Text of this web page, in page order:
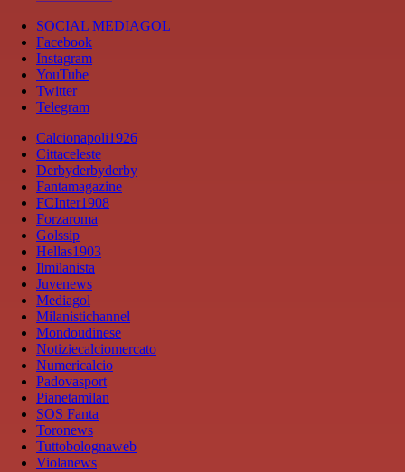
SOCIAL MEDIAGOL
Facebook
Instagram
YouTube
Twitter
Telegram
Calcionapoli1926
Cittaceleste
Derbyderbyderby
Fantamagazine
FCInter1908
Forzaroma
Golssip
Hellas1903
Ilmilanista
Juvenews
Mediagol
Milanistichannel
Mondoudinese
Notiziecalciomercato
Numericalcio
Padovasport
Pianetamilan
SOS Fanta
Toronews
Tuttobolognaweb
Violanews